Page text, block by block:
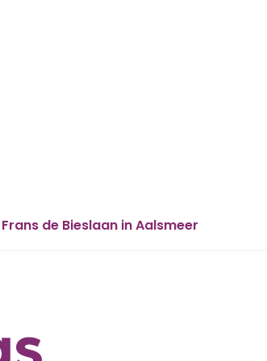
de Bieslaan in Aalsmeer